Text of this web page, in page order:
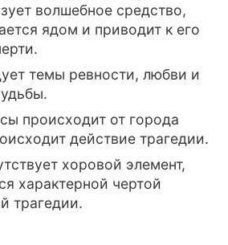
волшебное средство,
ядом и приводит к его
темы ревности, любви и
происходит от города
действие трагедии.
хоровой элемент,
характерной чертой
трагедии.